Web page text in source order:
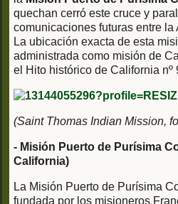
quechan cerró este cruce y
comunicaciones futuras entre
La ubicación exacta de esta
administrada como misión de
el Hito histórico de California nº
(Saint Thomas Indian Mission,
- Misión Puerto de Purísima
California)
La Misión Puerto de Purísima
fundada por los misioneros